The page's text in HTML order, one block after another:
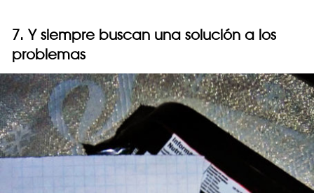
7. Y siempre buscan una solución a los
problemas